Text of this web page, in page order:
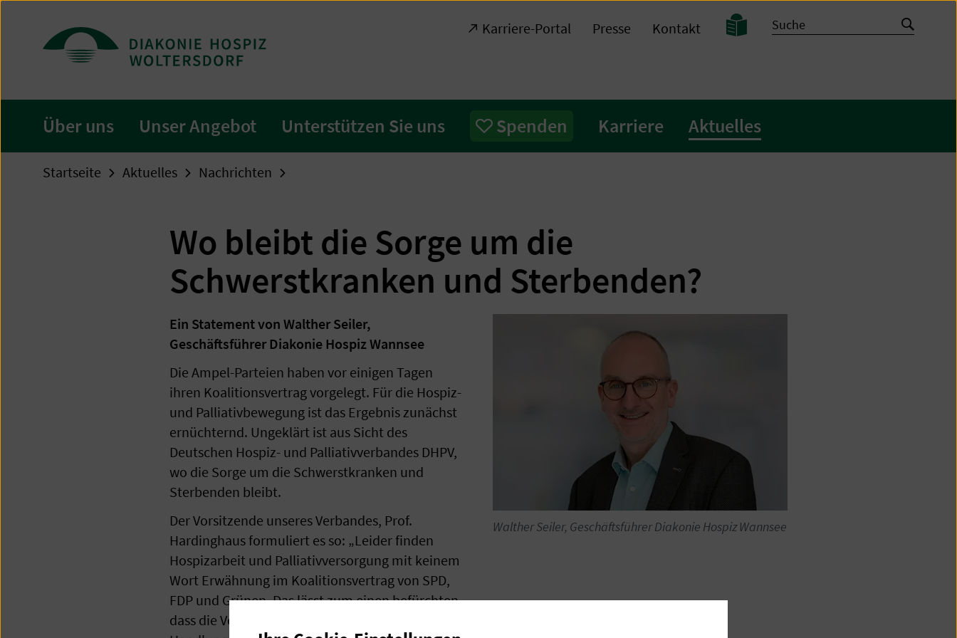
Zum
Seiteninhalt
springen
Karriere-Portal Presse Kontakt
Leichte
Sprache
Suche
Suche
starten
Über uns Unser Angebot Unterstützen Sie uns Spenden Karriere Aktuelles
Startseite Aktuelles Nachrichten
Wo bleibt die Sorge um die
Schwerstkranken und Sterbenden?
Ein Statement von Walther Seiler,
Geschäftsführer Diakonie Hospiz Wannsee
Die Ampel-Parteien haben vor einigen Tagen
ihren Koalitionsvertrag vorgelegt. Für die Hospiz-
und Palliativbewegung ist das Ergebnis zunächst
ernüchternd. Ungeklärt ist aus Sicht des
Deutschen Hospiz- und Palliativverbandes DHPV,
wo die Sorge um die Schwerstkranken und
Sterbenden bleibt.
Der Vorsitzende unseres Verbandes, Prof.
Hardinghaus formuliert es so: „Leider finden
Hospizarbeit und Palliativversorgung mit keinem
Wort Erwähnung im Koalitionsvertrag von SPD,
FDP und Grünen. Das lässt zum einen befürchten,
dass die Verantwortlichen hier keinen
Walther Seiler, Geschäftsführer Diakonie Hospiz Wannsee